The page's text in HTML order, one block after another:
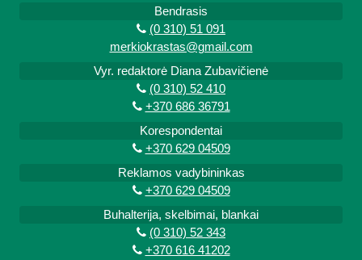
Bendrasis
(0 310) 51 091
merkiokrastas@gmail.com
Vyr. redaktorė Diana Zubavičienė
(0 310) 52 410
+370 686 36791
Korespondentai
+370 629 04509
Reklamos vadybininkas
+370 629 04509
Buhalterija, skelbimai, blankai
(0 310) 52 343
+370 616 41202